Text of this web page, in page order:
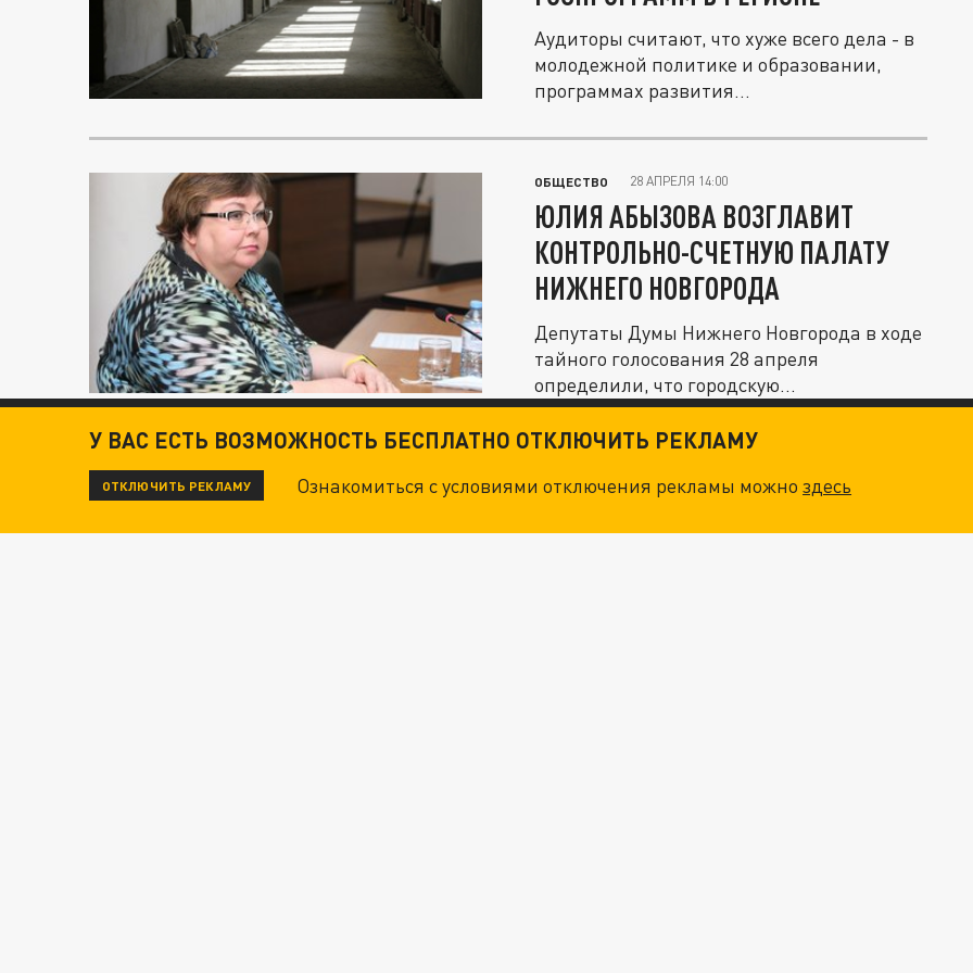
Аудиторы считают, что хуже всего дела - в
молодежной политике и образовании,
программах развития...
ОБЩЕСТВО 28 АПРЕЛЯ 14:00
ЮЛИЯ АБЫЗОВА ВОЗГЛАВИТ
КОНТРОЛЬНО-СЧЕТНУЮ ПАЛАТУ
НИЖНЕГО НОВГОРОДА
Депутаты Думы Нижнего Новгорода в ходе
тайного голосования 28 апреля
определили, что городскую...
У ВАС ЕСТЬ ВОЗМОЖНОСТЬ БЕСПЛАТНО ОТКЛЮЧИТЬ РЕКЛАМУ
ОТКЛЮЧИТЬ РЕКЛАМУ Ознакомиться с условиями отключения рекламы можноздесь